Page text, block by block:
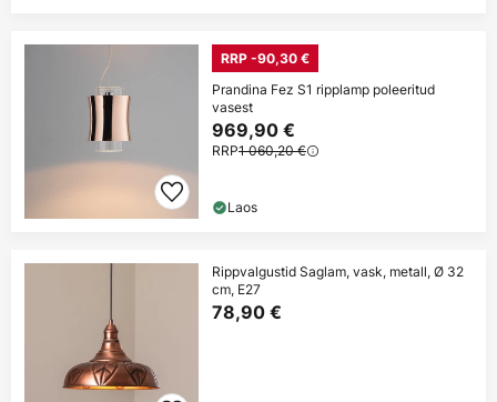
RRP -90,30 €
Prandina Fez S1 ripplamp poleeritud
vasest
969,90 €
RRP1 060,20 €
Laos
Rippvalgustid Saglam, vask, metall, Ø 32
cm, E27
78,90 €